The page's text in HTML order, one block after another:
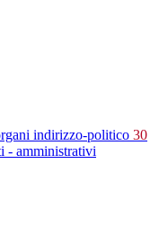
indirizzo-politico 30
- amministrativi